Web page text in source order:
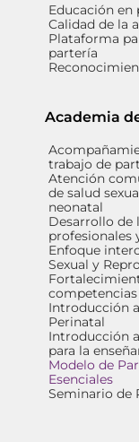
Educación en
Calidad de la
Plataforma
partería
Academia
trabajo de
Atención
de salud
neonatal
Desarrollo de
profesionales
Enfoque
Sexual y
Introducción
Perinatal
Introducción
para la
Modelo de
Esenciales
Seminario de